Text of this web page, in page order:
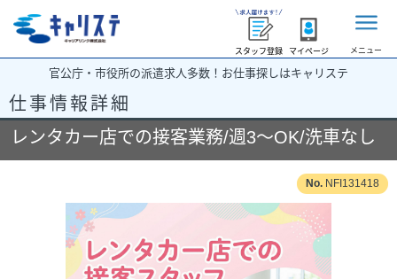
スタッフ登録 マイページ メニュー
官公庁・市役所の派遣求人多数！お仕事探しはキャリステ
仕事情報詳細
レンタカー店での接客業務/週3～OK/洗車なし
NFI131418